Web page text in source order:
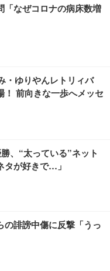
「なぜコロナの病床数増
・ゆりやんレトリィバ
！ 前向きな一歩へメッセ
、“太っている”ネット
タが好きで…」
の誹謗中傷に反撃「うっ